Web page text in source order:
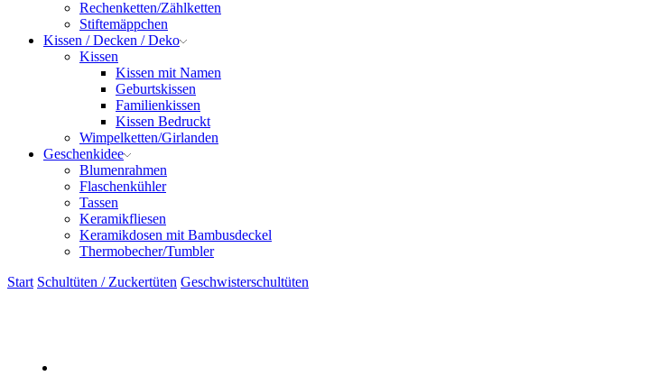
Rechenketten/Zählketten
Stiftemäppchen
Kissen / Decken / Deko
Kissen
Kissen mit Namen
Geburtskissen
Familienkissen
Kissen Bedruckt
Wimpelketten/Girlanden
Geschenkidee
Blumenrahmen
Flaschenkühler
Tassen
Keramikfliesen
Keramikdosen mit Bambusdeckel
Thermobecher/Tumbler
Start Schultüten / Zuckertüten Geschwisterschultüten